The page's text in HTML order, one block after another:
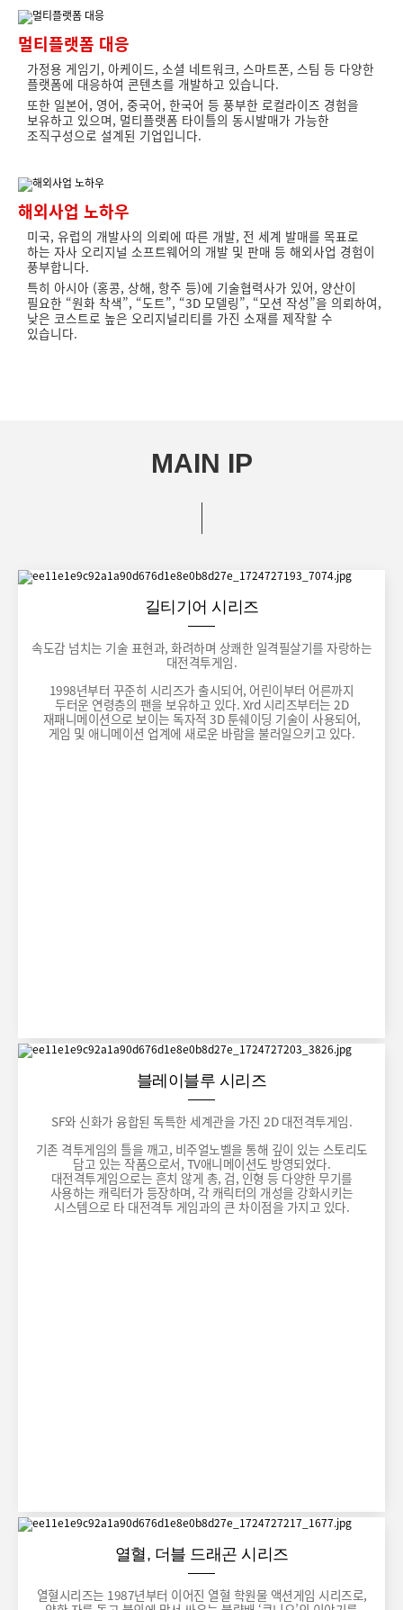
멀티플랫폼 대응
가정용 게임기, 아케이드, 소셜 네트워크, 스마트폰, 스팀 등 다양한
플랫폼에 대응하여 콘텐츠를 개발하고 있습니다.
또한 일본어, 영어, 중국어, 한국어 등 풍부한 로컬라이즈 경험을
보유하고 있으며, 멀티플랫폼 타이틀의 동시발매가 가능한
조직구성으로 설계된 기업입니다.
해외사업 노하우
미국, 유럽의 개발사의 의뢰에 따른 개발, 전 세계 발매를 목표로
하는 자사 오리지널 소프트웨어의 개발 및 판매 등 해외사업 경험이
풍부합니다.
특히 아시아 (홍콩, 상해, 항주 등)에 기술협력사가 있어, 양산이
필요한 “원화 착색”, “도트”, “3D 모델링”, “모션 작성”을 의뢰하여,
낮은 코스트로 높은 오리지널리티를 가진 소재를 제작할 수
있습니다.
MAIN IP
길티기어 시리즈
속도감 넘치는 기술 표현과, 화려하며 상쾌한 일격필살기를 자랑하는
대전격투게임.
1998년부터 꾸준히 시리즈가 출시되어, 어린이부터 어른까지
두터운 연령층의 팬을 보유하고 있다. Xrd 시리즈부터는 2D
재패니메이션으로 보이는 독자적 3D 툰쉐이딩 기술이 사용되어,
게임 및 애니메이션 업계에 새로운 바람을 불러일으키고 있다.
블레이블루 시리즈
SF와 신화가 융합된 독특한 세계관을 가진 2D 대전격투게임.
기존 격투게임의 틀을 깨고, 비주얼노벨을 통해 깊이 있는 스토리도
담고 있는 작품으로서, TV애니메이션도 방영되었다.
대전격투게임으로는 흔치 않게 총, 검, 인형 등 다양한 무기를
사용하는 캐릭터가 등장하며, 각 캐릭터의 개성을 강화시키는
시스템으로 타 대전격투 게임과의 큰 차이점을 가지고 있다.
열혈, 더블 드래곤 시리즈
열혈시리즈는 1987년부터 이어진 열혈 학원물 액션게임 시리즈로,